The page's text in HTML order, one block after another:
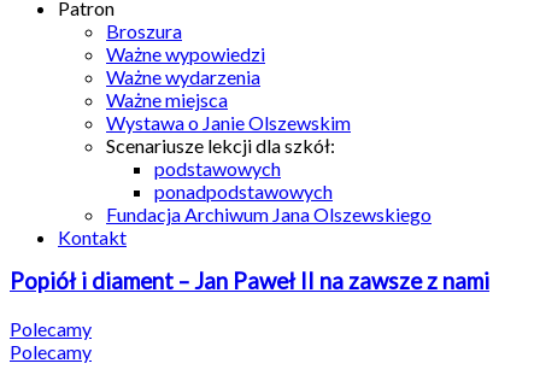
Patron
Broszura
Ważne wypowiedzi
Ważne wydarzenia
Ważne miejsca
Wystawa o Janie Olszewskim
Scenariusze lekcji dla szkół:
podstawowych
ponadpodstawowych
Fundacja Archiwum Jana Olszewskiego
Kontakt
Popiół i diament – Jan Paweł II na zawsze z nami
Polecamy
Polecamy